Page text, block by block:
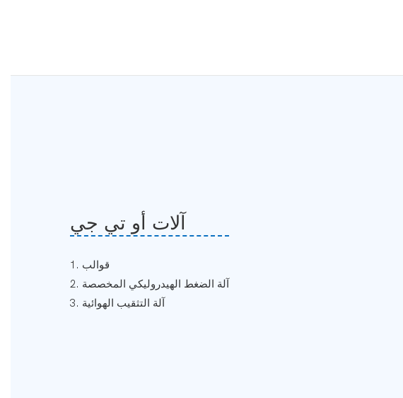
آلات أو تي جي
1. قوالب
2. آلة الضغط الهيدروليكي المخصصة
3. آلة التثقيب الهوائية